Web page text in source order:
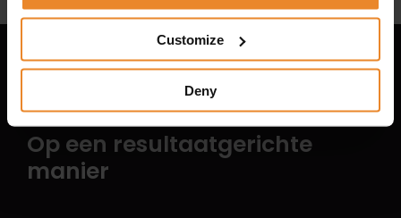
Customize
Deny
Coaching en begeleiding
Op een resultaatgerichte
manier